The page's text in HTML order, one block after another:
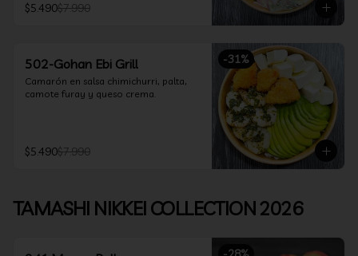
$5.490$7.990
-31%
502-Gohan Ebi Grill
Camarón en salsa chimichurri, palta,
camote furay y queso crema.
$5.490$7.990
TAMASHI NIKKEI COLLECTION 2026